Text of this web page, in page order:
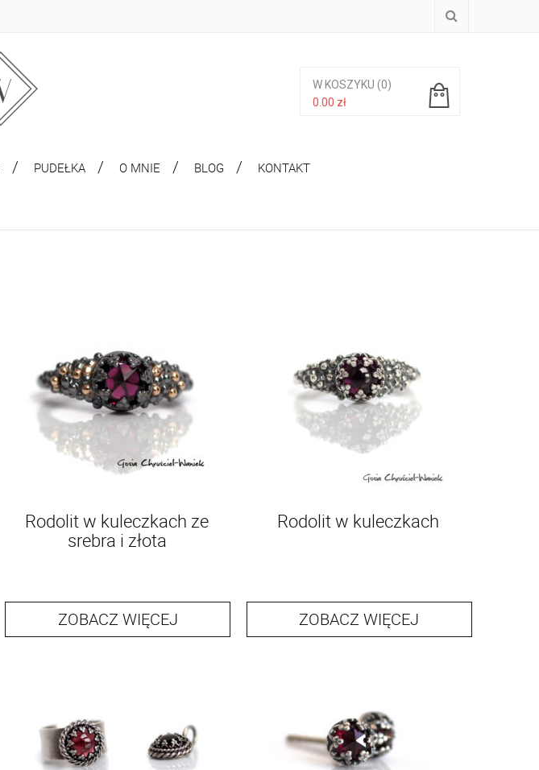
W KOSZYKU (0)
0.00 zł
PUDEŁKA O MNIE BLOG KONTAKT
Rodolit w kuleczkach ze
srebra i złota
ZOBACZ WIĘCEJ
Rodolit w kuleczkach
ZOBACZ WIĘCEJ